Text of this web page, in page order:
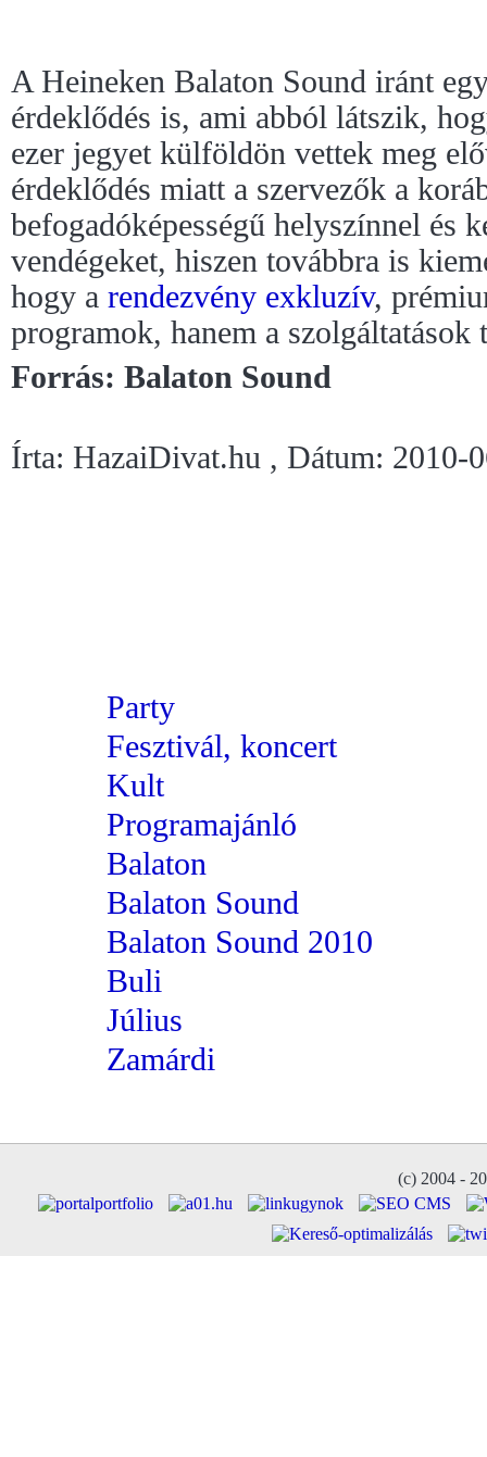
A Heineken Balaton Sound iránt
érdeklődés is, ami abból látszik,
ezer jegyet külföldön vettek meg
érdeklődés miatt a szervezők a
befogadóképességű helyszínnel és
vendégeket, hiszen továbbra is
hogy a rendezvény exkluzív,
programok, hanem a szolgáltatások
Forrás: Balaton Sound
Írta: HazaiDivat.hu , Dátum: 2010-
Party
Fesztivál, koncert
Kult
Programajánló
Balaton
Balaton Sound
Balaton Sound 2010
Buli
Július
Zamárdi
(c) 2004 -